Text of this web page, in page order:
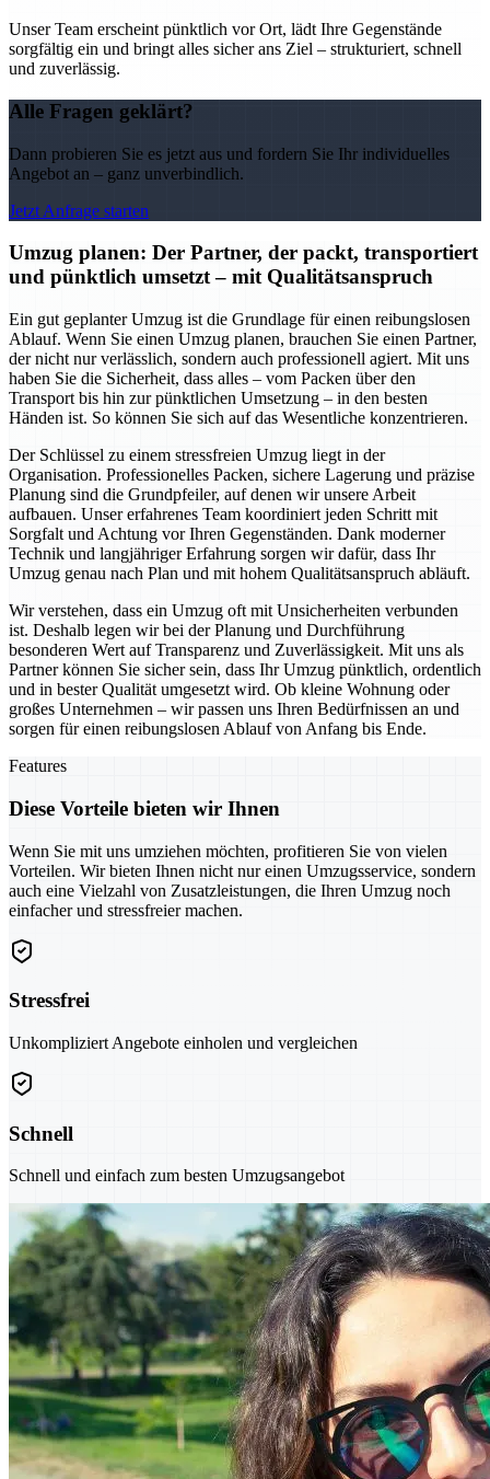
Unser Team erscheint pünktlich vor Ort, lädt Ihre Gegenstände
sorgfältig ein und bringt alles sicher ans Ziel – strukturiert, schnell
und zuverlässig.
Alle Fragen geklärt?
Dann probieren Sie es jetzt aus und fordern Sie Ihr individuelles
Angebot an – ganz unverbindlich.
Jetzt Anfrage starten
Umzug planen: Der Partner, der packt, transportiert
und pünktlich umsetzt – mit Qualitätsanspruch
Ein gut geplanter Umzug ist die Grundlage für einen reibungslosen
Ablauf. Wenn Sie einen Umzug planen, brauchen Sie einen Partner,
der nicht nur verlässlich, sondern auch professionell agiert. Mit uns
haben Sie die Sicherheit, dass alles – vom Packen über den
Transport bis hin zur pünktlichen Umsetzung – in den besten
Händen ist. So können Sie sich auf das Wesentliche konzentrieren.
Der Schlüssel zu einem stressfreien Umzug liegt in der
Organisation. Professionelles Packen, sichere Lagerung und präzise
Planung sind die Grundpfeiler, auf denen wir unsere Arbeit
aufbauen. Unser erfahrenes Team koordiniert jeden Schritt mit
Sorgfalt und Achtung vor Ihren Gegenständen. Dank moderner
Technik und langjähriger Erfahrung sorgen wir dafür, dass Ihr
Umzug genau nach Plan und mit hohem Qualitätsanspruch abläuft.
Wir verstehen, dass ein Umzug oft mit Unsicherheiten verbunden
ist. Deshalb legen wir bei der Planung und Durchführung
besonderen Wert auf Transparenz und Zuverlässigkeit. Mit uns als
Partner können Sie sicher sein, dass Ihr Umzug pünktlich, ordentlich
und in bester Qualität umgesetzt wird. Ob kleine Wohnung oder
großes Unternehmen – wir passen uns Ihren Bedürfnissen an und
sorgen für einen reibungslosen Ablauf von Anfang bis Ende.
Features
Diese Vorteile bieten wir Ihnen
Wenn Sie mit uns umziehen möchten, profitieren Sie von vielen
Vorteilen. Wir bieten Ihnen nicht nur einen Umzugsservice, sondern
auch eine Vielzahl von Zusatzleistungen, die Ihren Umzug noch
einfacher und stressfreier machen.
Stressfrei
Unkompliziert Angebote einholen und vergleichen
Schnell
Schnell und einfach zum besten Umzugsangebot